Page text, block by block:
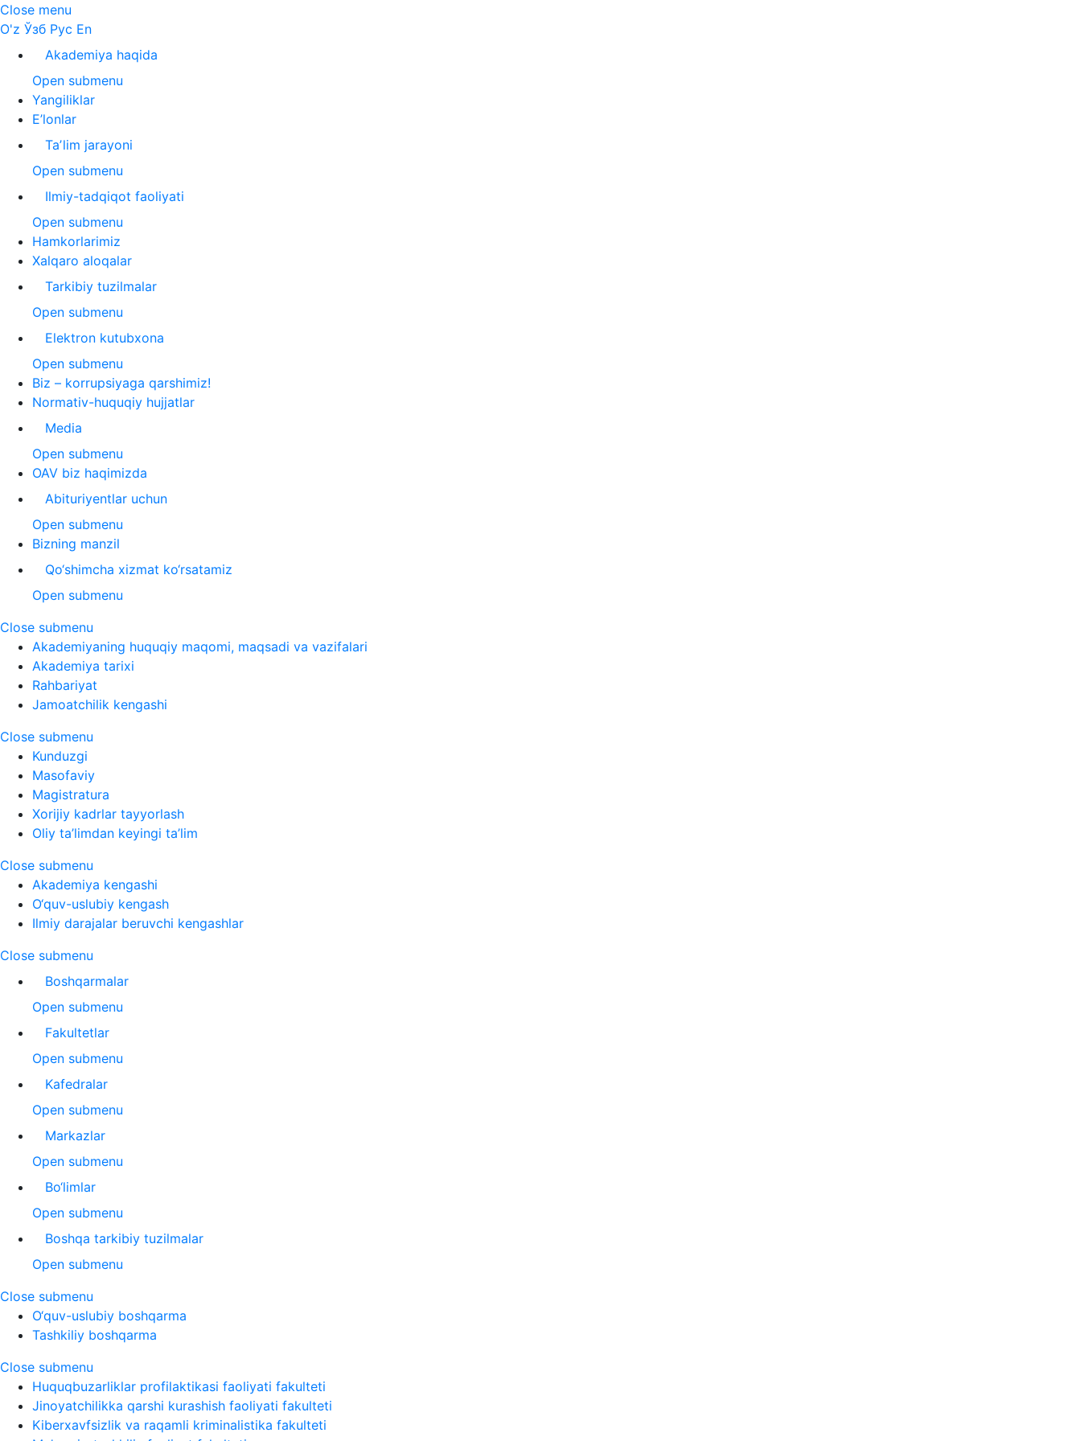
Close menu
O'z Ўзб Рус En
Akademiya haqida
Open submenu
Yangiliklar
E’lonlar
Taʼlim jarayoni
Open submenu
Ilmiy-tadqiqot faoliyati
Open submenu
Hamkorlarimiz
Xalqaro aloqalar
Tarkibiy tuzilmalar
Open submenu
Elektron kutubxona
Open submenu
Biz – korrupsiyaga qarshimiz!
Normativ-huquqiy hujjatlar
Media
Open submenu
OAV biz haqimizda
Abituriyentlar uchun
Open submenu
Bizning manzil
Qo‘shimcha xizmat ko‘rsatamiz
Open submenu
Close submenu
Akademiyaning huquqiy maqomi, maqsadi va vazifalari
Akademiya tarixi
Rahbariyat
Jamoatchilik kengashi
Close submenu
Kunduzgi
Masofaviy
Magistratura
Xorijiy kadrlar tayyorlash
Oliy ta’limdan keyingi ta’lim
Close submenu
Akademiya kengashi
O‘quv-uslubiy kengash
Ilmiy darajalar beruvchi kengashlar
Close submenu
Boshqarmalar
Open submenu
Fakultetlar
Open submenu
Kafedralar
Open submenu
Markazlar
Open submenu
Bo‘limlar
Open submenu
Boshqa tarkibiy tuzilmalar
Open submenu
Close submenu
O‘quv-uslubiy boshqarma
Tashkiliy boshqarma
Close submenu
Huquqbuzarliklar profilaktikasi faoliyati fakulteti
Jinoyatchilikka qarshi kurashish faoliyati fakulteti
Kiberxavfsizlik va raqamli kriminalistika fakulteti